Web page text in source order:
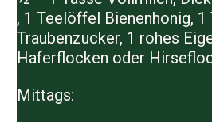
, 1 Teelöffel Bienenhonig, 1
Traubenzucker, 1 rohes
Haferflocken oder
Mittags: